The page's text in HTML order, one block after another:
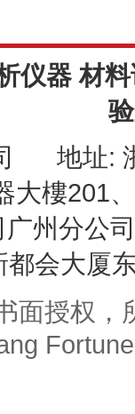
仪器 材
地址:
大樓201
广州分
都会大厦
面授权，